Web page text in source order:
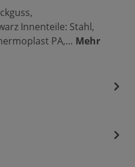
Innenteile: Stahl,
PA,… Mehr